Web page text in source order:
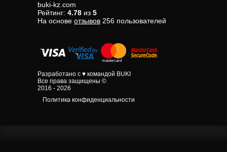
buki-kz.com
Рейтинг: 4.78 из 5
На основе отзывов 256 пользователей
Разработано с ♥ командой BUKI
Все права защищены ©
2016 - 2026
Политика конфиденциальности